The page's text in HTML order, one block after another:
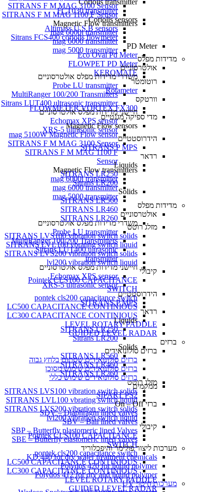
Coriolis transmitter
FCT030 transmitter
Coriolis sensors
Altimass U.S.B sensors
Sitrans FCS400 coriolis flowmeter
PD Meter
Eco Oval Pd Meter
FLOWPET PD Meter
KEROMATE
רוטומטר
Rotameter
וורטקס
FLOWMETER VORTEX FX300
מדי ספיקה מגנטיים
Magnetic Flow sensors
mag 5100W Magnetic Flow sensor
SITRANS F M MAG 3100 Sensor
SITRANS F M MAG 1100 F
Sensor
Magnetic Flow transmitters
mag 6000i transmitter
mag 6000 transmitter
mag 5000 transmitter
מדידות מפלס
אולטרסוניים
משדרי מדידות מפלס אולטרסוניים
Probe LU transmitter
MultiRanger 100/200 Transmitters
Sitrans LUT400 ultrasonic
transmitter
חיישני מדידות מפלס אולטרסוניים
Echomax XPS sensor
XRS-5 ultrasonic sensor
הידרוסטטיים
SITRANS P MPS
רדאר
Liquids
SITRANS LR250
Sitrans LR200
Solids
SITRANS LR560
SITRANS LR460
SITRANS LR260
מזלג רוטט
SITRANS LVS100 vibration switch solids
SITRANS LVL100 vbrating switch liquid
SITRANS LVS200 vibration switch solids
lvl200 vibration switch liquid
קיבולי
Pointek CLS100 CAPACITANCE
SWITCH
pontek cls200 capacitance switch
LC500 CAPACITANCE CONTINIOUS
LC300 CAPACITANCE CONTINIOUS
LEVEL ROTARY PADDLE
GUIDED LEVEL RADAR
SITRANS F M MAG 3100 Sensor
SITRANS F M MAG 1100 F Sensor
Magnetic Flow transmitters
mag 6000i transmitter
mag 6000 transmitter
mag 5000 transmitter
מדידות מפלס
אולטרסוניים
משדרי מדידות מפלס אולטרסוניים
Probe LU transmitter
MultiRanger 100/200 Transmitters
Sitrans LUT400 ultrasonic transmitter
חיישני מדידות מפלס אולטרסוניים
Echomax XPS sensor
XRS-5 ultrasonic sensor
הידרוסטטיים
SITRANS P MPS
רדאר
Liquids
SITRANS LR250
Sitrans LR200
Solids
SITRANS LR560
SITRANS LR460
SITRANS LR260
מזלג רוטט
SITRANS LVS100 vibration switch solids
SITRANS LVL100 vbrating switch liquid
SITRANS LVS200 vibration switch solids
lvl200 vibration switch liquid
קיבולי
Pointek CLS100 CAPACITANCE
SWITCH
pontek cls200 capacitance switch
LC500 CAPACITANCE CONTINIOUS
LC300 CAPACITANCE CONTINIOUS
LEVEL ROTARY PADDLE
GUIDED LEVEL RADAR
ברזים
ברזים סולונואידים
ברזים סולונואידים שסתום בלחץ גבוה
ברזים סולונואידים שימוש מסוכן
ברזים סולונואידים שימוש כללי
ממקמים
SIPART PS2
ברזי On – Off
SDV – Diaphragm lined valves
SBV – Ball lined valves
SBP – Butterfly plastomeric lined Valves
SBE – Butterfly elastomeric lined valves
מערכות ליצור פולימר והיפכלוריד
KD 440 for dry water treatment chemicals
Polydos 420 for liquid polymer
Polydos 412 for dry and liquid polymer
מערכות חיטוי UV